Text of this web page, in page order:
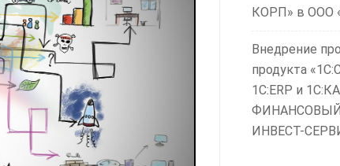
КОРП» в ООО
Внедрение
продукта
1С:ERP и
ИНВЕСТ-